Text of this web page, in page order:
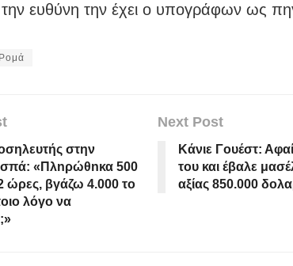
την ευθύνη την έχει ο υπογράφων ως
Ρομά
στην
«Πλnρώθnκα 500
ώρες, βγάζω 4.000 το
λόγο να
Next Post
Κάνιε Γουέστ:
του και έβαλε
αξίας 850.000